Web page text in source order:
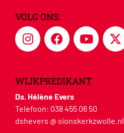
VOLG ONS:
WIJKPREDIKANT
Ds. Hélène Evers
Telefoon: 038 455 06 50
dshevers @ sionskerkzwolle.nl